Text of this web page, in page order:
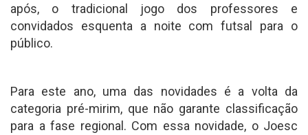
após, o tradicional jogo dos professores e
convidados esquenta a noite com futsal para o
público.
Para este ano, uma das novidades é a volta da
categoria pré-mirim, que não garante classificação
para a fase regional. Com essa novidade, o Joesc